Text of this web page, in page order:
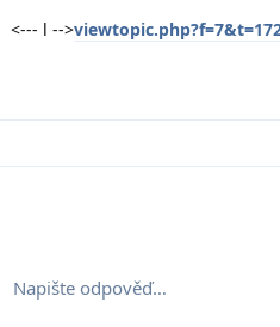
<--- l -->
Napište odpověď…